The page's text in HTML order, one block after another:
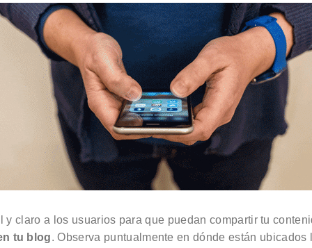
y claro a los usuarios para que puedan compartir tu
tu blog. Observa puntualmente en dónde están